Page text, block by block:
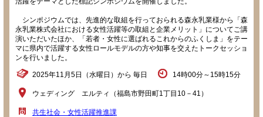
シンポジウムでは、先進的な取組を行っておられる森永乳業様から「森
永乳業株式会社における女性活躍等の取組と企業メリット」についてご講
演いただいたほか、「若者・女性に選ばれるこれからのふくしま」をテー
マに県内で活躍する女性ロールモデルの方や知事を交えたトークセッショ
ンを行いました。
2025年11月5日（水曜日）から 毎日 14時00分～15時15分
ウェディング エルティ（福島市野田町1丁目10－41）
共生社会・女性活躍推進課